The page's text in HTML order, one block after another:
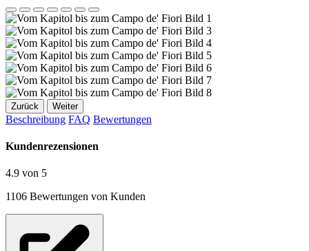
Zurück Weiter
Beschreibung FAQ Bewertungen
Kundenrezensionen
4.9 von 5
1106 Bewertungen von Kunden